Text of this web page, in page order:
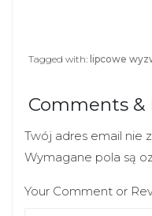
Tagged with: lipcowe
Comments &
Twój adres email nie
Wymagane pola są
Your Comment or